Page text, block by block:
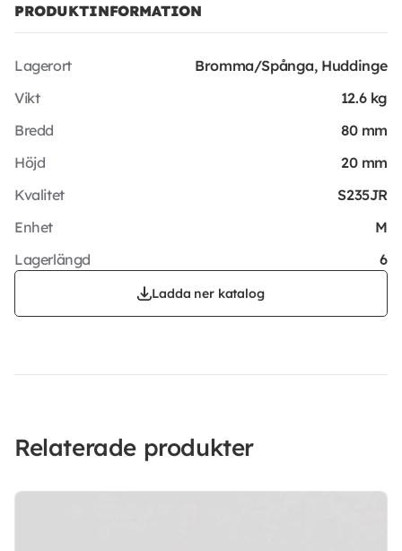
PRODUKTINFORMATION
Lagerort
Bromma/Spånga, Huddinge
Vikt
12.6 kg
Bredd
80 mm
Höjd
20 mm
Kvalitet
S235JR
Enhet
M
Lagerlängd
6
Ladda ner katalog
Relaterade produkter